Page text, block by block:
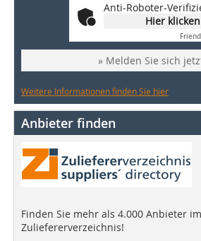
Anti-Roboter-
Hier klicken
» Melden Sie sich
Weitere Informationen finden Sie hier
Anbieter finden
Finden Sie mehr als 4.000 Anbieter
Zuliefererverzeichnis!